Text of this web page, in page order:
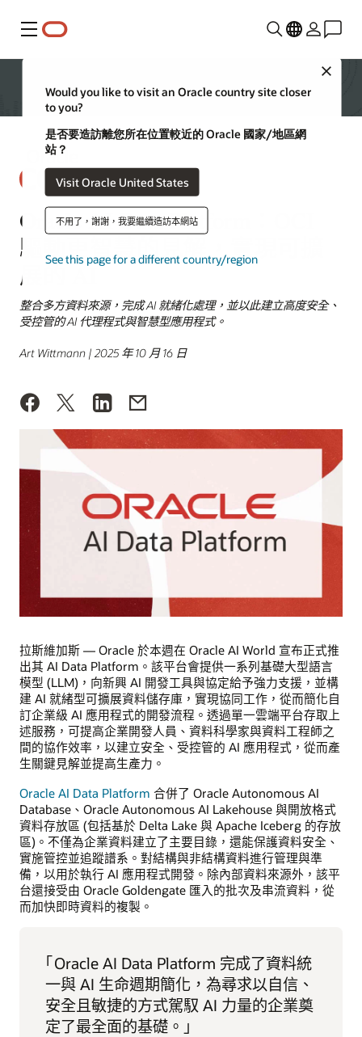
功能表
Would you like to visit an Oracle country site closer
to you?
是否要造訪離您所在位置較近的 Oracle 國家/地區網
站？
Visit Oracle United States
不用了，謝謝，我要繼續造訪本網站
See this page for a different country/region
Oracle AI Data Platform：OCI
驅動更智慧的見解，實現可擴
展的 AI
整合多方資料來源，完成 AI 就緒化處理，並以此建立高度安全、
受控管的 AI 代理程式與智慧型應用程式。
Art Wittmann | 2025 年 10 月 16 日
拉斯維加斯 — Oracle 於本週在 Oracle AI World 宣布正式推
出其 AI Data Platform。該平台會提供一系列基礎大型語言
模型 (LLM)，向新興 AI 開發工具與協定給予強力支援，並構
建 AI 就緒型可擴展資料儲存庫，實現協同工作，從而簡化自
訂企業級 AI 應用程式的開發流程。透過單一雲端平台存取上
述服務，可提高企業開發人員、資料科學家與資料工程師之
間的協作效率，以建立安全、受控管的 AI 應用程式，從而產
生關鍵見解並提高生產力。
Oracle AI Data Platform 合併了 Oracle Autonomous AI
Database、Oracle Autonomous AI Lakehouse 與開放格式
資料存放區 (包括基於 Delta Lake 與 Apache Iceberg 的存放
區)。不僅為企業資料建立了主要目錄，還能保護資料安全、
實施管控並追蹤譜系。對結構與非結構資料進行管理與準
備，以用於執行 AI 應用程式開發。除內部資料來源外，該平
台還接受由 Oracle Goldengate 匯入的批次及串流資料，從
而加快即時資料的複製。
「Oracle AI Data Platform 完成了資料統
一與 AI 生命週期簡化，為尋求以自信、
安全且敏捷的方式駕馭 AI 力量的企業奠
定了最全面的基礎。」